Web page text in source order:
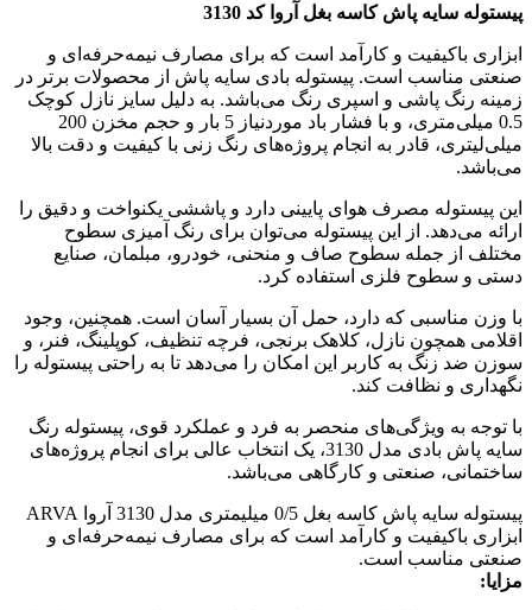
پیستوله سایه پاش کاسه بغل آروا کد 3130
ابزاری باکیفیت و کارآمد است که برای مصارف نیمه‌حرفه‌ای و
صنعتی مناسب است. پیستوله بادی سایه پاش از محصولات برتر در
زمینه رنگ پاشی و اسپری رنگ می‌باشد. به دلیل سایز نازل کوچک
0.5 میلی‌متری، و با فشار باد موردنیاز 5 بار و حجم مخزن 200
میلی‌لیتری، قادر به انجام پروژه‌های رنگ زنی با کیفیت و دقت بالا
می‌باشد.
این پیستوله مصرف هوای پایینی دارد و پاششی یکنواخت و دقیق را
ارائه می‌دهد. از این پیستوله می‌توان برای رنگ آمیزی سطوح
مختلف از جمله سطوح صاف و منحنی، خودرو، مبلمان، صنایع
دستی و سطوح فلزی استفاده کرد.
با وزن مناسبی که دارد، حمل آن بسیار آسان است. همچنین، وجود
اقلامی همچون نازل، کلاهک برنجی، فرچه تنظیف، کوپلینگ، فنر، و
سوزن ضد زنگ به کاربر این امکان را می‌دهد تا به راحتی پیستوله را
نگهداری و نظافت کند.
با توجه به ویژگی‌های منحصر به فرد و عملکرد قوی، پیستوله رنگ
سایه پاش بادی مدل 3130، یک انتخاب عالی برای انجام پروژه‌های
ساختمانی، صنعتی و کارگاهی می‌باشد.
پیستوله سایه پاش کاسه بغل 0/5 میلیمتری مدل 3130 آروا ARVA
ابزاری باکیفیت و کارآمد است که برای مصارف نیمه‌حرفه‌ای و
صنعتی مناسب است.
مزایا: